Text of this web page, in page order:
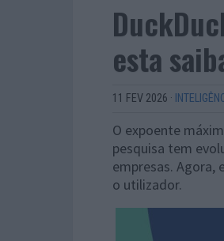
esta
11 FEV 2026 ·
O expoente
pesquisa tem
empresas. Agora,
o utilizador.